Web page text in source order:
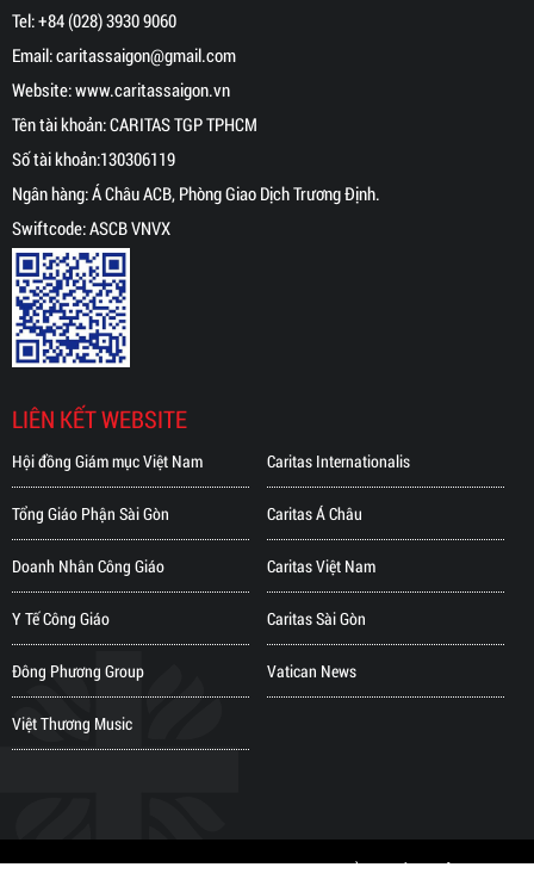
Tel:+84 (028) 3930 9060
Email:caritassaigon@gmail.com
Website:www.caritassaigon.vn
Tên tài khoản: CARITAS TGP TPHCM
Số tài khoản:130306119
Ngân hàng: Á Châu ACB, Phòng Giao Dịch Trương Định.
Swiftcode: ASCB VNVX
LIÊN KẾT WEBSITE
Hội đồng Giám mục Việt Nam
Tổng Giáo Phận Sài Gòn
Doanh Nhân Công Giáo
Y Tế Công Giáo
Đông Phương Group
Việt Thương Music
Caritas Internationalis
Caritas Á Châu
Caritas Việt Nam
Caritas Sài Gòn
Vatican News